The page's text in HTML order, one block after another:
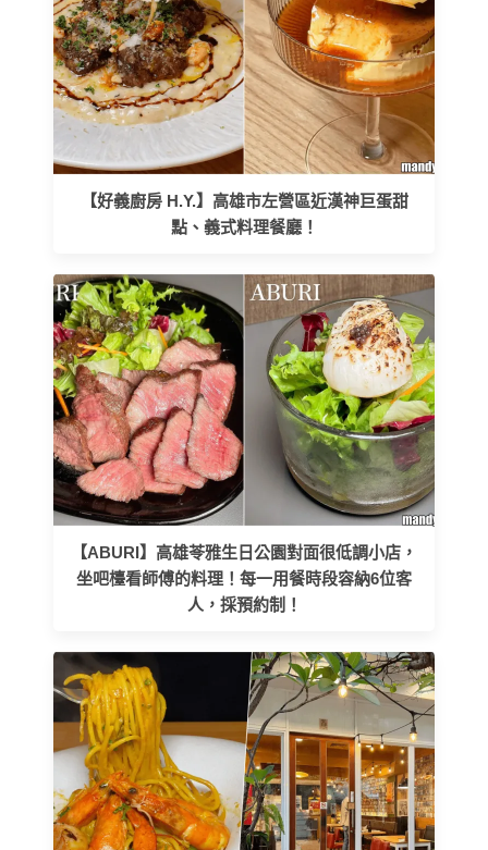
【好義廚房 H.Y.】高雄市左營區近漢神巨蛋甜
點、義式料理餐廳！
【ABURI】高雄苓雅生日公園對面很低調小店，
坐吧檯看師傅的料理！每一用餐時段容納6位客
人，採預約制！